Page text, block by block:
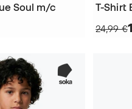
Soul m/c
T-Shirt
24,99 €